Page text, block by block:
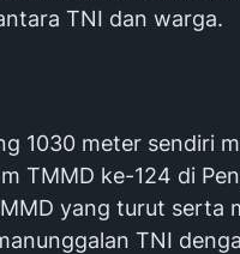
TNI dan warga.
1030 meter sendiri
TMMD ke-124 di
yang turut serta
TNI